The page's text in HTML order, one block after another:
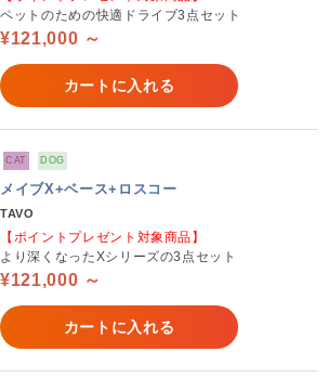
ペットのための快適ドライブ3点セット
¥121,000 ～
カートに入れる
CAT DOG
メイブX+ベース+ロスコー
TAVO
【ポイントプレゼント対象商品】
より深くなったXシリーズの3点セット
¥121,000 ～
カートに入れる